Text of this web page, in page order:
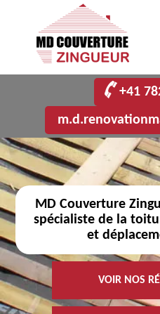
+41
MD Couverture
spécialiste de la
et
VOIR NOS